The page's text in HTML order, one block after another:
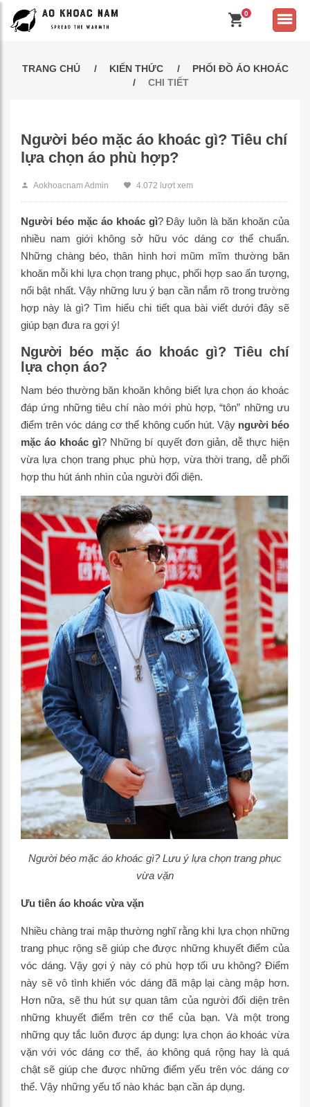
0
TRANG CHỦ KIẾN THỨC
PHỐI ĐỒ ÁO KHOÁC
CHI TIẾT
Người béo mặc áo khoác gì? Tiêu chí
lựa chọn áo phù hợp?
Aokhoacnam Admin 4.072 lượt xem
Người béo mặc áo khoác gì? Đây luôn là băn khoăn của
nhiều nam giới không sở hữu vóc dáng cơ thể chuẩn.
Những chàng béo, thân hình hơi mũm mĩm thường băn
khoăn mỗi khi lựa chọn trang phục, phối hợp sao ấn tượng,
nổi bật nhất. Vậy những lưu ý bạn cần nắm rõ trong trường
hợp này là gì? Tìm hiểu chi tiết qua bài viết dưới đây sẽ
giúp bạn đưa ra gợi ý!
Người béo mặc áo khoác gì? Tiêu chí
lựa chọn áo?
​Nam béo thường băn khoăn không biết lựa chọn áo khoác
đáp ứng những tiêu chí nào mới phù hợp, “tôn” những ưu
điểm trên vóc dáng cơ thể không cuốn hút. Vậy người béo
mặc áo khoác gì? Những bí quyết đơn giản, dễ thực hiện
vừa lựa chọn trang phục phù hợp, vừa thời trang, dễ phối
hợp thu hút ánh nhìn của người đối diện.
Người béo mặc áo khoác gì? Lưu ý lựa chọn trang phục
vừa vặn
Ưu tiên áo khoác vừa vặn
Nhiều chàng trai mập thường nghĩ rằng khi lựa chọn những
trang phục rộng sẽ giúp che được những khuyết điểm của
vóc dáng. Vậy gợi ý này có phù hợp tối ưu không? Điểm
này sẽ vô tình khiến vóc dáng đã mập lại càng mập hơn.
Hơn nữa, sẽ thu hút sự quan tâm của người đối diện trên
những khuyết điểm trên cơ thể của bạn. Và một trong
những quy tắc luôn được áp dụng: lựa chọn áo khoác vừa
vặn với vóc dáng cơ thể, áo không quá rộng hay là quá
chật sẽ giúp che được những điểm yếu trên vóc dáng cơ
thể. Vậy những yếu tố nào khác bạn cần áp dụng.